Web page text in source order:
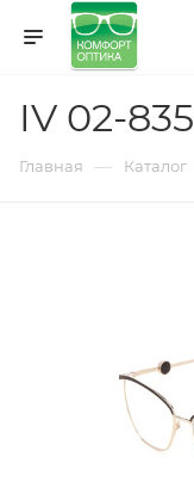
IV 02-835
Главная — Каталог